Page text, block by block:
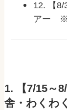
12. 【8/
アー ※
1. 【7/15～
舎・わくわ